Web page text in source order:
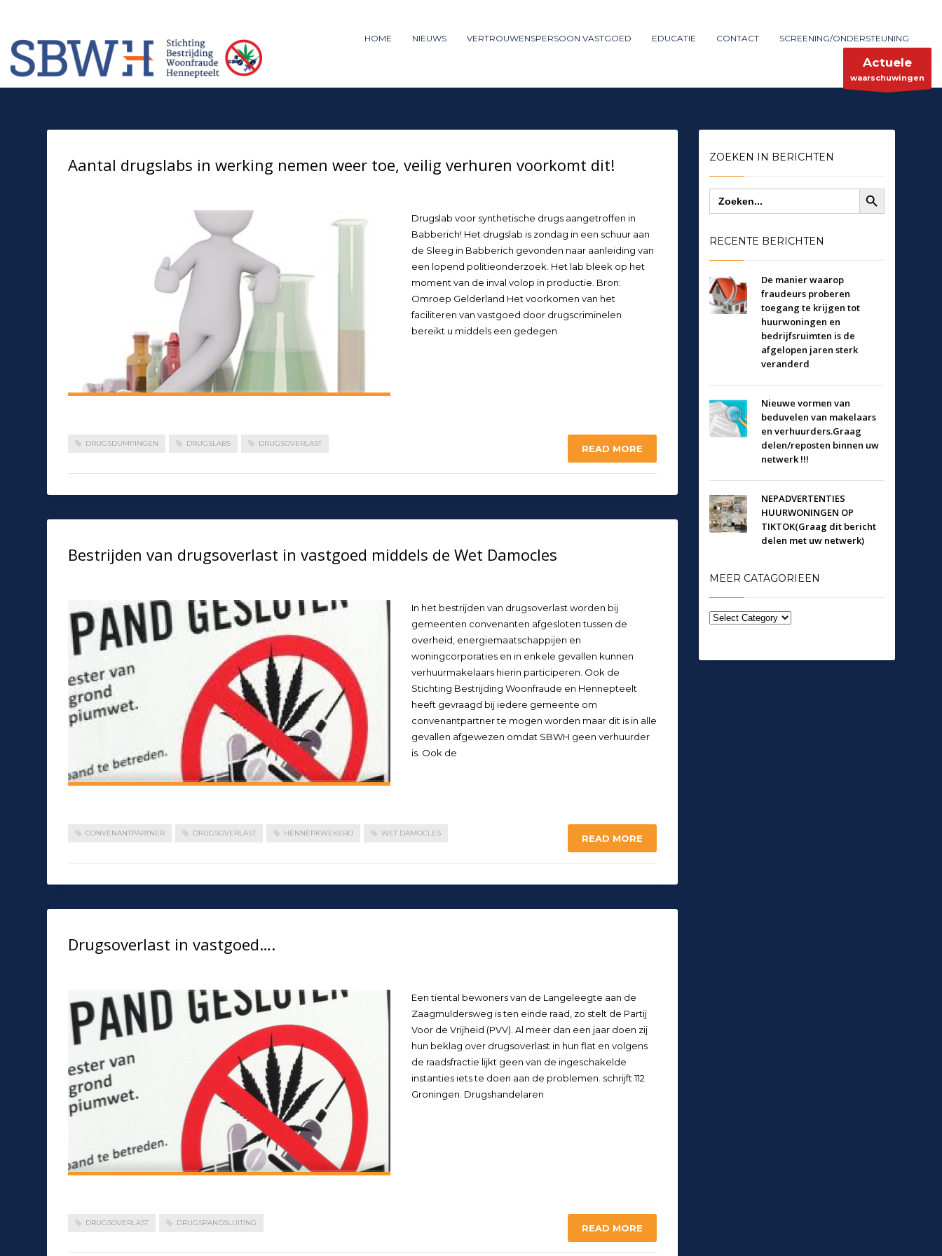
×
1 Login or create new account.
If you still have problems, please let us know, by sending an email to support@website.com . Thank you!
Mon-Fri 9:00AM - 6:00AM
HOME NIEUWS VERTROUWENSPERSOON VASTGOED EDUCATIE CONTACT SCREENING/ONDERSTEUNING
Actuele
waarschuwingen
Aantal drugslabs in werking nemen weer toe, veilig verhuren voorkomt dit!
Drugslab voor synthetische drugs aangetroffen in
Babberich! Het drugslab is zondag in een schuur aan
de Sleeg in Babberich gevonden naar aanleiding van
een lopend politieonderzoek. Het lab bleek op het
moment van de inval volop in productie. Bron:
Omroep Gelderland Het voorkomen van het
faciliteren van vastgoed door drugscriminelen
bereikt u middels een gedegen
DRUGSDUMPINGEN DRUGSLABS DRUGSOVERLAST READ MORE
Bestrijden van drugsoverlast in vastgoed middels de Wet Damocles
In het bestrijden van drugsoverlast worden bij
gemeenten convenanten afgesloten tussen de
overheid, energiemaatschappijen en
woningcorporaties en in enkele gevallen kunnen
verhuurmakelaars hierin participeren. Ook de
Stichting Bestrijding Woonfraude en Hennepteelt
heeft gevraagd bij iedere gemeente om
convenantpartner te mogen worden maar dit is in alle
gevallen afgewezen omdat SBWH geen verhuurder
is. Ook de
CONVENANTPARTNER DRUGSOVERLAST HENNEPKWEKERIJ WET DAMOCLES READ MORE
Drugsoverlast in vastgoed….
Een tiental bewoners van de Langeleegte aan de
Zaagmuldersweg is ten einde raad, zo stelt de Partij
Voor de Vrijheid (PVV). Al meer dan een jaar doen zij
hun beklag over drugsoverlast in hun flat en volgens
de raadsfractie lijkt geen van de ingeschakelde
instanties iets te doen aan de problemen. schrijft 112
Groningen. Drugshandelaren
DRUGSOVERLAST DRUGSPANDSLUITING READ MORE
ZOEKEN IN BERICHTEN
Zoek
naar:
Zoekknop
RECENTE BERICHTEN
De manier waarop
fraudeurs proberen
toegang te krijgen tot
huurwoningen en
bedrijfsruimten is de
afgelopen jaren sterk
veranderd
Nieuwe vormen van
beduvelen van makelaars
en verhuurders.Graag
delen/reposten binnen uw
netwerk !!!
NEPADVERTENTIES
HUURWONINGEN OP
TIKTOK(Graag dit bericht
delen met uw netwerk)
MEER CATAGORIEEN